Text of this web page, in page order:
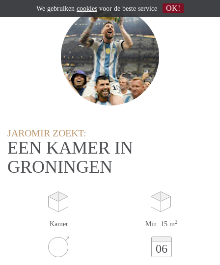
JAROMIR ZOEKT:
EEN KAMER IN
GRONINGEN
Kamer Min. 15 m2
06
We gebruiken cookiesvoor de beste service OK!